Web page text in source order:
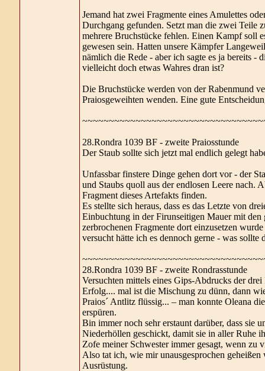
Jemand hat zwei Fragmente eines Amulettes
Durchgang gefunden. Setzt man die zwei Teile
mehrere Bruchstücke fehlen. Einen Kampf soll
gewesen sein. Hatten unsere Kämpfer
nämlich die Rede - aber ich sagte es ja bereits -
vielleicht doch etwas Wahres dran ist?
Die Bruchstücke werden von der Rabenmund
Praiosgeweihten wenden. Eine gute
28.Rondra 1039 BF - zweite Praiosstunde
Der Staub sollte sich jetzt mal endlich gelegt
Unfassbar finstere Dinge gehen dort vor - der
und Staubs quoll aus der endlosen Leere nach.
Fragment dieses Artefakts finden.
Es stellte sich heraus, dass es das Letzte von
Einbuchtung in der Firunseitigen Mauer mit
zerbrochenen Fragmente dort einzusetzen
versucht hätte ich es dennoch gerne - was sollte
28.Rondra 1039 BF - zweite Rondrasstunde
Versuchten mittels eines Gips-Abdrucks der
Erfolg.... mal ist die Mischung zu dünn, dann
Praios´ Antlitz flüssig... – man konnte Oleana
erspüren.
Bin immer noch sehr erstaunt darüber, dass sie
Niederhöllen geschickt, damit sie in aller Ruhe
Zofe meiner Schwester immer gesagt, wenn zu
Also tat ich, wie mir unausgesprochen
Ausrüstung.